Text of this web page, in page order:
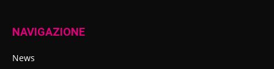
NAVIGAZIONE
News